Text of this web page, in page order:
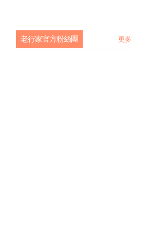
老行家官方粉絲團 更多